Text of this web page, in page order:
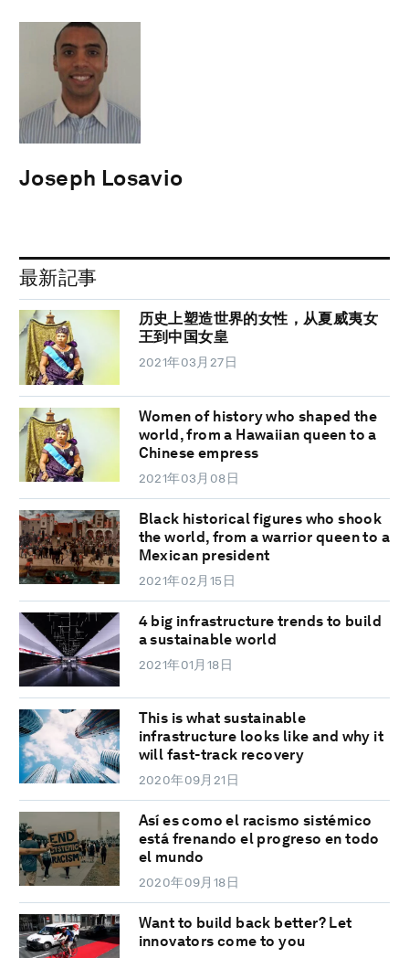
Joseph Losavio
最新記事
历史上塑造世界的女性，从夏威夷女
王到中国女皇
2021年03月27日
Women of history who shaped the
world, from a Hawaiian queen to a
Chinese empress
2021年03月08日
Black historical figures who shook
the world, from a warrior queen to a
Mexican president
2021年02月15日
4 big infrastructure trends to build
a sustainable world
2021年01月18日
This is what sustainable
infrastructure looks like and why it
will fast-track recovery
2020年09月21日
Así es como el racismo sistémico
está frenando el progreso en todo
el mundo
2020年09月18日
Want to build back better? Let
innovators come to you